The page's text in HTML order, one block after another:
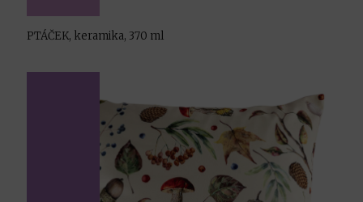
PTÁČEK, keramika, 370 ml